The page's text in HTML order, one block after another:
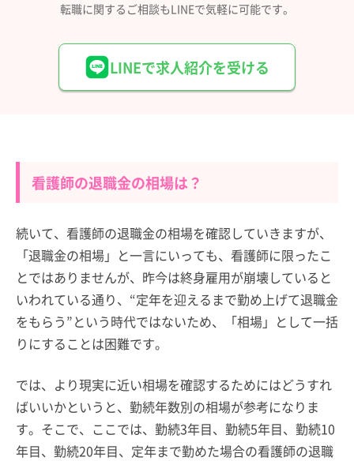
転職に関するご相談もLINEで気軽に可能です。
LINEで求人紹介を受ける
看護師の退職金の相場は？
続いて、看護師の退職金の相場を確認していきますが、
「退職金の相場」と一言にいっても、看護師に限ったこ
とではありませんが、昨今は終身雇用が崩壊していると
いわれている通り、“定年を迎えるまで勤め上げて退職金
をもらう”という時代ではないため、「相場」として一括
りにすることは困難です。
では、より現実に近い相場を確認するためにはどうすれ
ばいいかというと、勤続年数別の相場が参考になりま
す。そこで、ここでは、勤続3年目、勤続5年目、勤続10
年目、勤続20年目、定年まで勤めた場合の看護師の退職